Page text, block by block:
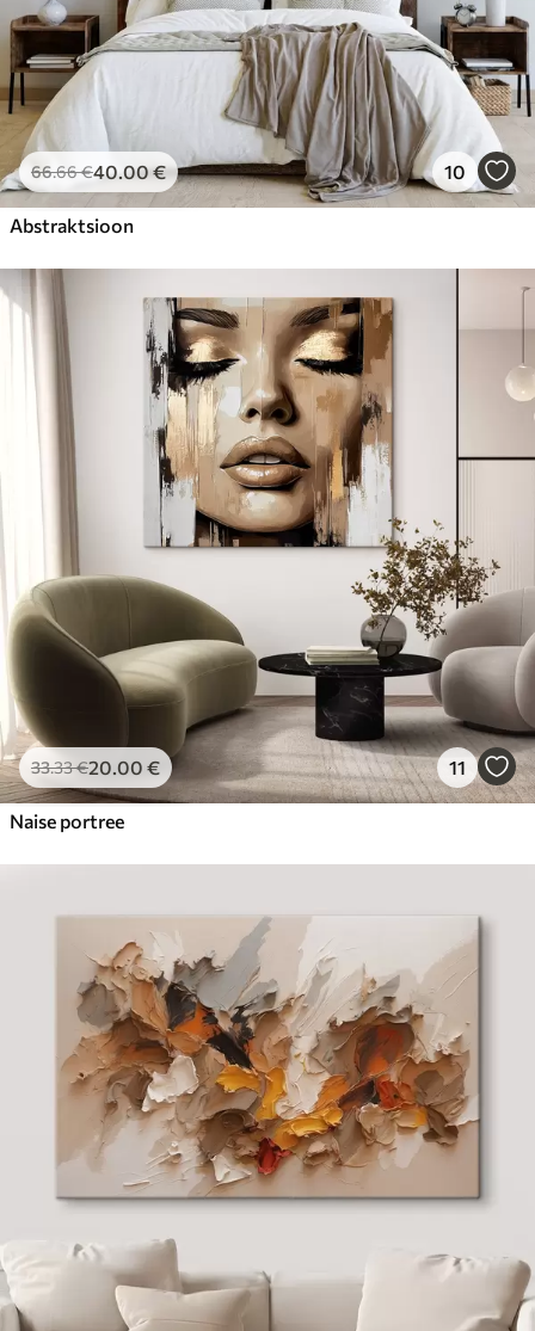
66.66€40.00€ 10
Abstraktsioon
33.33€20.00 € 11
Naise portree